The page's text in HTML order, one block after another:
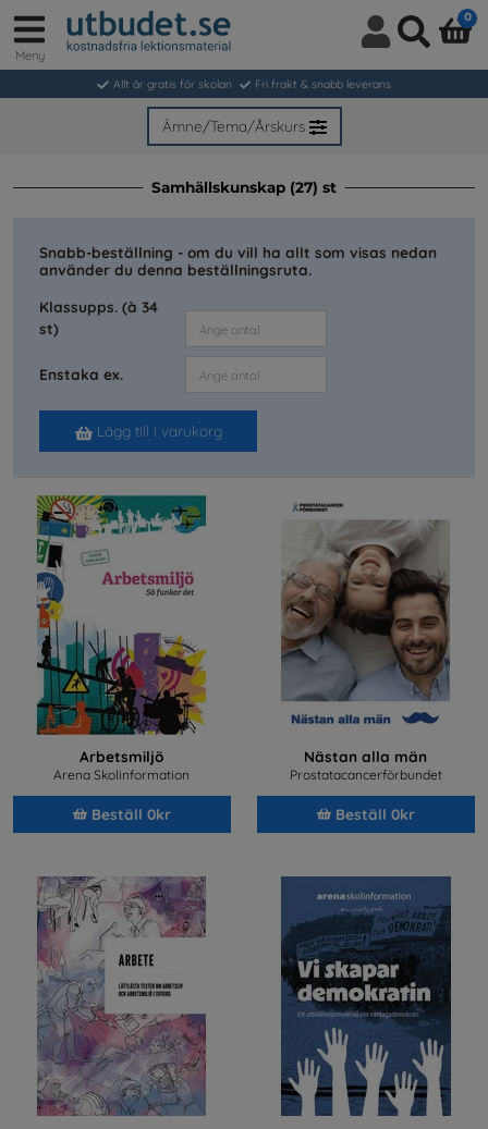
in
/
Meny
0
Allt är gratis för skolan Fri frakt & snabb leverans
Ämne/Tema/Årskurs
Samhällskunskap (27) st
Snabb-beställning - om du vill ha allt som visas nedan
använder du denna beställningsruta.
Klassupps. (à 34
st)
Enstaka ex.
Lägg till i varukorg
Arbetsmiljö
Arena Skolinformation
Beställ 0kr
Nästan alla män
Prostatacancerförbundet
Beställ 0kr